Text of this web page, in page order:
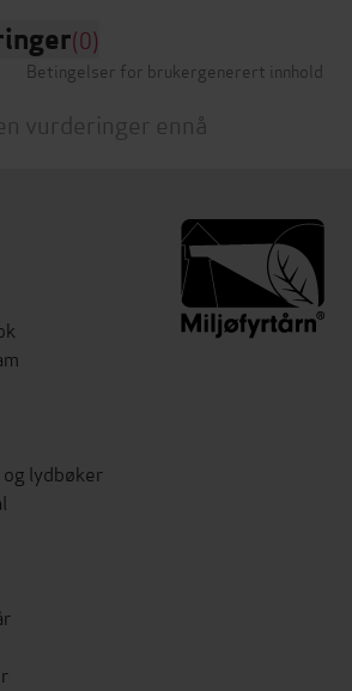
(0)
Betingelser for brukergenerert innhold
vurderinger ennå
lydbøker